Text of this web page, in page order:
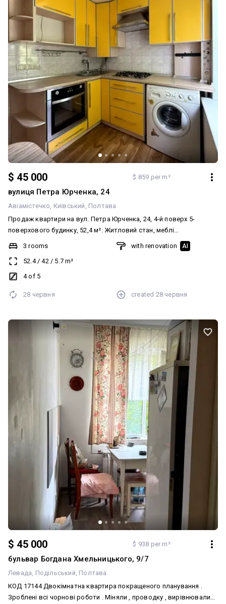
$ 45 000 $ 859 per m²
вулиця Петра Юрченка, 24
Авіамістечко Київський Полтава
Продаж квартири на вул. Петра Юрченка, 24, 4-й поверх 5-
поверхового будинку, 52,4 м². Житловий стан, меблі
залишаються, нова мідна проводка, газова колонка, балкон,
централізоване опалення. 45 000 $; Школа, дитсадок, магазини,
ринок і транспорт. Все окрім пральної машинки і комод у
залишається
3 rooms
52.4/42/ 5.7m²
4 of 5
with renovation AI
28 червня created 28 червня
$ 45 000 $ 938 per m²
бульвар Богдана Хмельницького, 9/7
Левада Подільський Полтава
КОД 17144 Двокімнатна квартира покращеного планування .
Зроблені всі чорнові роботи . Міняли , проводку , вирівнювали